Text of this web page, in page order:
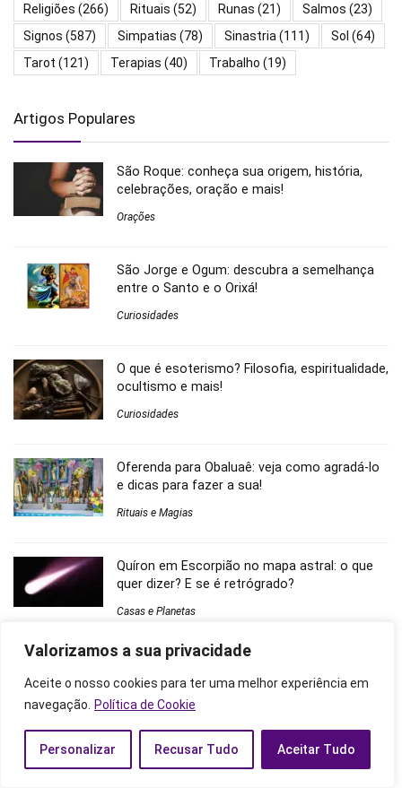
Valorizamos a sua privacidade
Aceite o nosso cookies para ter uma melhor experiência em
navegação.
Política de Cookie
Personalizar Recusar Tudo Aceitar Tudo
Religiões (266) Rituais (52) Runas (21) Salmos (23)
Signos (587) Simpatias (78) Sinastria(111) Sol (64)
Tarot (121) Terapias (40) Trabalho (19)
Artigos Populares
São Roque: conheça sua origem, história,
celebrações, oração e mais!
Orações
São Jorge e Ogum: descubra a semelhança
entre o Santo e o Orixá!
Curiosidades
O que é esoterismo? Filosofia, espiritualidade,
ocultismo e mais!
Curiosidades
Oferenda para Obaluaê: veja como agradá-lo
e dicas para fazer a sua!
Rituais e Magias
Quíron em Escorpião no mapa astral: o que
quer dizer? E se é retrógrado?
Casas e Planetas
com vinagre, pimenta e mais!